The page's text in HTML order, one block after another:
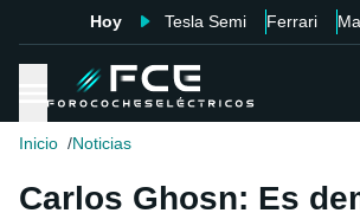
Hoy Tesla Semi Ferrari
Inicio Noticias
Carlos Ghosn: Es